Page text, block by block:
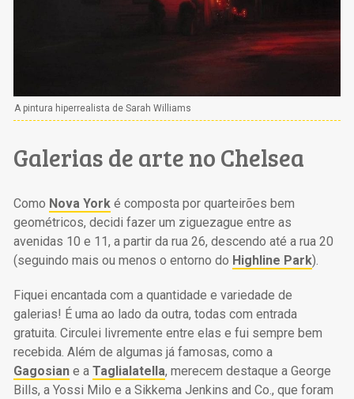
A pintura hiperrealista de Sarah Williams
Galerias de arte no Chelsea
Como Nova Yorké composta por quarteirões bem
geométricos, decidi fazer um ziguezague entre as
avenidas 10 e 11, a partir da rua 26, descendo até a rua 20
(seguindo mais ou menos o entorno do Highline Park).
Fiquei encantada com a quantidade e variedade de
galerias! É uma ao lado da outra, todas com entrada
gratuita. Circulei livremente entre elas e fui sempre bem
recebida. Além de algumas já famosas, como a
Gagosiane a Taglialatella, merecem destaque a George
Bills, a Yossi Milo e a Sikkema Jenkins and Co., que foram